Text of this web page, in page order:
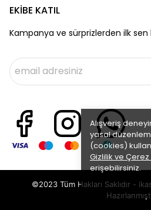
Alışveriş
yasal
(cookies)
Gizlilik ve Çerez
erişebilirsiniz.
EKİBE KATIL
Kampanya ve sürprizlerden ilk
©2023 Tüm Hakları Saklıdır -